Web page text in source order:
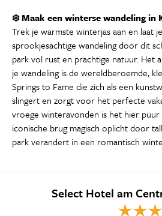
❄️ Maak een winterse wandeling in
Trek je warmste winterjas aan en laat
sprookjesachtige wandeling door dit
park vol rust en prachtige natuur. Het
je wandeling is de wereldberoemde,
Springs to Fame die zich als een
slingert en zorgt voor het perfecte
vroege winteravonden is het hier
iconische brug magisch oplicht door
park verandert in een romantisch
Select Hotel am